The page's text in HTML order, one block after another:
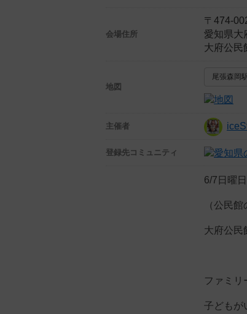
会場住所
〒474-
愛知県大
大府公民
地図
尾張森岡
主催者
登録先コミュニティ
6/7日曜
（公民
大府公
ファミリ
子どもが